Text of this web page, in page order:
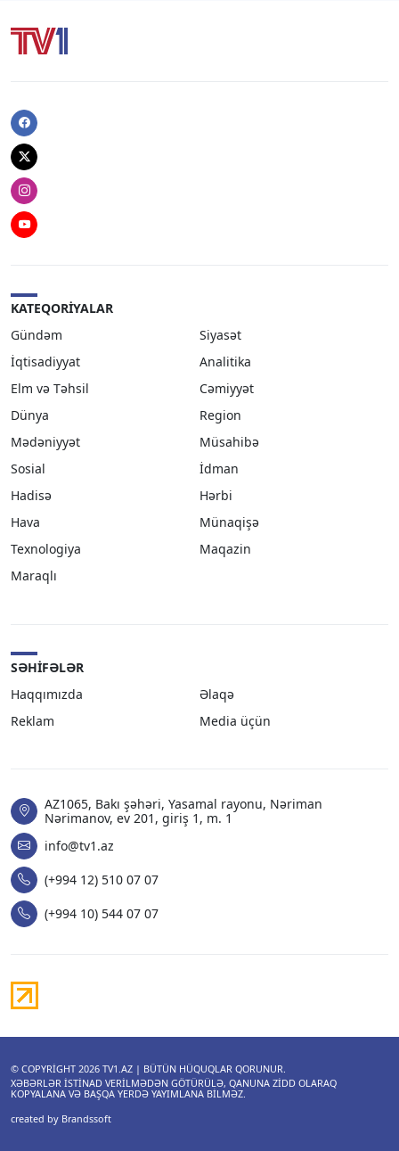
Facebook
Twitter
Instagram
Youtube
KATEQORIYALAR
Gündəm
Siyasət
İqtisadiyyat
Analitika
Elm və Təhsil
Cəmiyyət
Dünya
Region
Mədəniyyət
Müsahibə
Sosial
İdman
Hadisə
Hərbi
Hava
Münaqişə
Texnologiya
Maqazin
Maraqlı
SƏHIFƏLƏR
Haqqımızda
Əlaqə
Reklam
Media üçün
AZ1065, Bakı şəhəri, Yasamal rayonu, Nəriman
Nərimanov, ev 201, giriş 1, m. 1
info@tv1.az
(+994 12) 510 07 07
(+994 10) 544 07 07
© COPYRIGHT 2026 TV1.AZ | BÜTÜN HÜQUQLAR QORUNUR.
XƏBƏRLƏR ISTINAD VERILMƏDƏN GÖTÜRÜLƏ, QANUNA ZIDD OLARAQ
KOPYALANA VƏ BAŞQA YERDƏ YAYIMLANA BILMƏZ.
created by Brandssoft